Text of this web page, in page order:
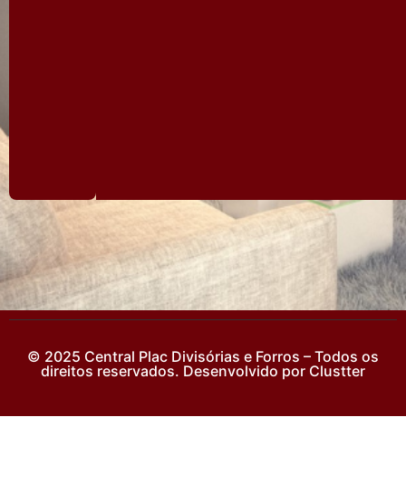
© 2025 Central Plac Divisórias e Forros – Todos os
direitos reservados. Desenvolvido por Clustter